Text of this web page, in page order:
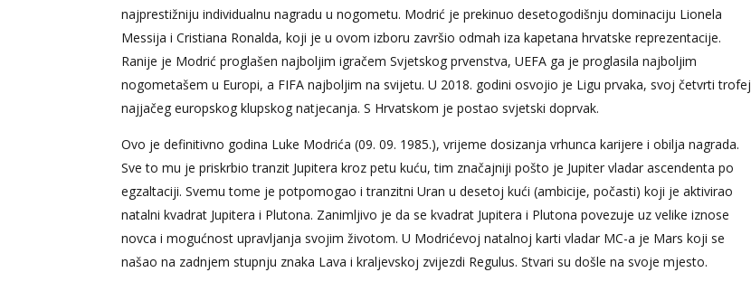
najprestižniju individualnu nagradu u nogometu. Modrić je prekinuo desetogodišnju dominaciju Lionela
Messija i Cristiana Ronalda, koji je u ovom izboru završio odmah iza kapetana hrvatske reprezentacije.
Ranije je Modrić proglašen najboljim igračem Svjetskog prvenstva, UEFA ga je proglasila najboljim
nogometašem u Europi, a FIFA najboljim na svijetu. U 2018. godini osvojio je Ligu prvaka, svoj četvrti trofej
najjačeg europskog klupskog natjecanja. S Hrvatskom je postao svjetski doprvak.
Ovo je definitivno godina Luke Modrića (09. 09. 1985.), vrijeme dosizanja vrhunca karijere i obilja nagrada.
Sve to mu je priskrbio tranzit Jupitera kroz petu kuću, tim značajniji pošto je Jupiter vladar ascendenta po
egzaltaciji. Svemu tome je potpomogao i tranzitni Uran u desetoj kući (ambicije, počasti) koji je aktivirao
natalni kvadrat Jupitera i Plutona. Zanimljivo je da se kvadrat Jupitera i Plutona povezuje uz velike iznose
novca i mogućnost upravljanja svojim životom. U Modrićevoj natalnoj karti vladar MC-a je Mars koji se
našao na zadnjem stupnju znaka Lava i kraljevskoj zvijezdi Regulus. Stvari su došle na svoje mjesto.